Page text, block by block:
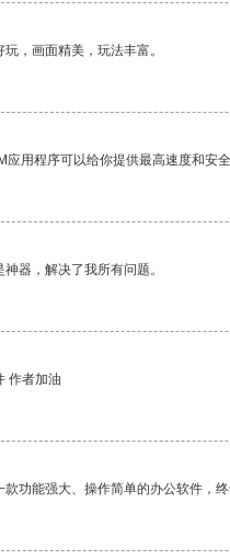
，画面精美，玩法丰富。
应用程序可以给你提供最高速度和安
器，解决了我所有问题。
作者加油
款功能强大、操作简单的办公软件，